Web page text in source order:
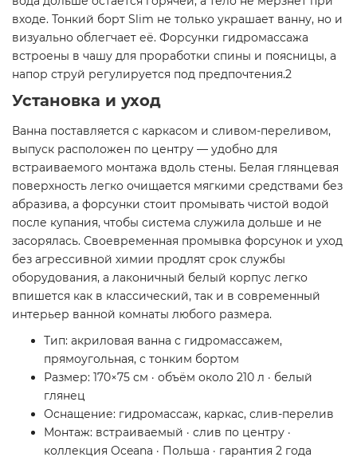
входе. Тонкий борт Slim не только украшает ванну, но и
визуально облегчает её. Форсунки гидромассажа
встроены в чашу для проработки спины и поясницы, а
напор струй регулируется под предпочтения.2
Установка и уход
Ванна поставляется с каркасом и сливом-переливом,
выпуск расположен по центру — удобно для
встраиваемого монтажа вдоль стены. Белая глянцевая
поверхность легко очищается мягкими средствами без
абразива, а форсунки стоит промывать чистой водой
после купания, чтобы система служила дольше и не
засорялась. Своевременная промывка форсунок и уход
без агрессивной химии продлят срок службы
оборудования, а лаконичный белый корпус легко
впишется как в классический, так и в современный
интерьер ванной комнаты любого размера.
Тип: акриловая ванна с гидромассажем,
прямоугольная, с тонким бортом
Размер: 170×75 см · объём около 210 л · белый
глянец
Оснащение: гидромассаж, каркас, слив-перелив
Монтаж: встраиваемый · слив по центру ·
коллекция Oceana · Польша · гарантия 2 года